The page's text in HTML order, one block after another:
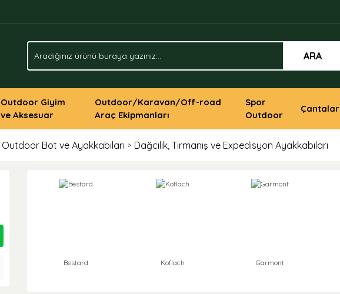
ARA
Outdoor Giyim
ve Aksesuar
Outdoor/Karavan/Off-road
Araç Ekipmanları
Spor
Outdoor
Çantalar
Outdoor Bot ve Ayakkabıları Dağcılık, Tırmanış ve Expedisyon Ayakkabıları
Bestard Koflach Garmont